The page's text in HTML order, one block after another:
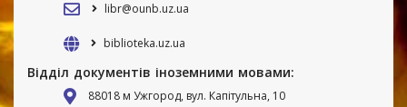
libr@ounb.uz.ua
biblioteka.uz.ua
Відділ документів іноземними мовами:
88018 м Ужгород, вул. Капітульна, 10